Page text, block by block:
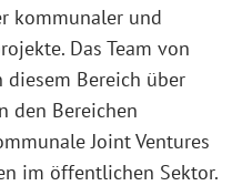
kommunaler und
Das Team von
diesem Bereich über
den Bereichen
Joint Ventures
im öffentlichen Sektor.